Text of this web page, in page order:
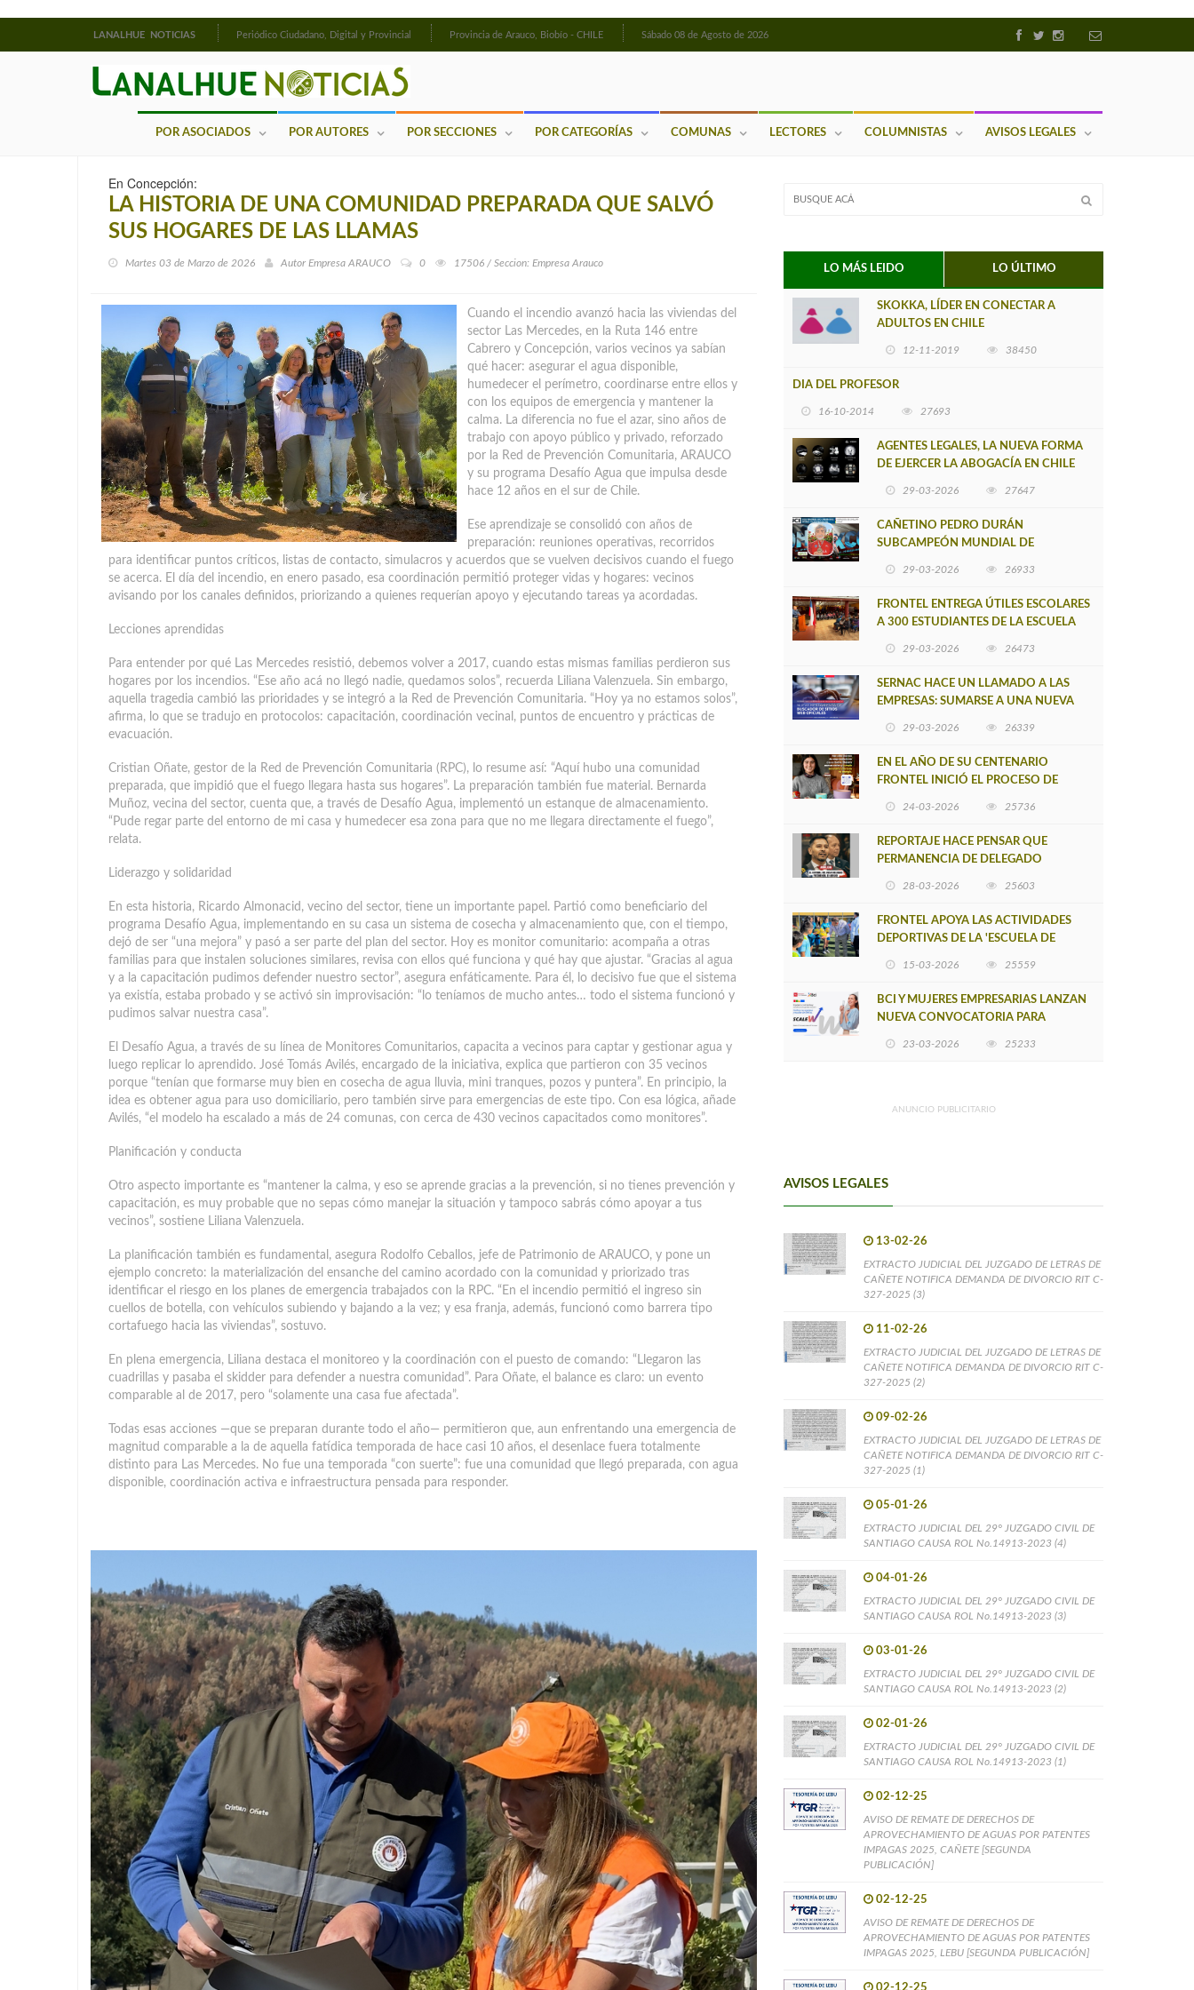
LANALHUE NOTICIAS Periódico Ciudadano, Digital y Provincial Provincia de Arauco, Biobío - CHILE Sábado 08 de Agosto de 2026
POR ASOCIADOS POR AUTORES POR SECCIONES POR CATEGORÍAS COMUNAS LECTORES COLUMNISTAS AVISOS LEGALES
En Concepción:
LA HISTORIA DE UNA COMUNIDAD PREPARADA QUE SALVÓ
SUS HOGARES DE LAS LLAMAS
Martes 03 de Marzo de 2026 Autor Empresa ARAUCO 0 17506 / Seccion: Empresa Arauco
Cuando el incendio avanzó hacia las viviendas del
sector Las Mercedes, en la Ruta 146 entre
Cabrero y Concepción, varios vecinos ya sabían
qué hacer: asegurar el agua disponible,
humedecer el perímetro, coordinarse entre ellos y
con los equipos de emergencia y mantener la
calma. La diferencia no fue el azar, sino años de
trabajo con apoyo público y privado, reforzado
por la Red de Prevención Comunitaria, ARAUCO
y su programa Desafío Agua que impulsa desde
hace 12 años en el sur de Chile.
Ese aprendizaje se consolidó con años de
preparación: reuniones operativas, recorridos
para identificar puntos críticos, listas de contacto, simulacros y acuerdos que se vuelven decisivos cuando el fuego
se acerca. El día del incendio, en enero pasado, esa coordinación permitió proteger vidas y hogares: vecinos
avisando por los canales definidos, priorizando a quienes requerían apoyo y ejecutando tareas ya acordadas.
Lecciones aprendidas
Para entender por qué Las Mercedes resistió, debemos volver a 2017, cuando estas mismas familias perdieron sus
hogares por los incendios. “Ese año acá no llegó nadie, quedamos solos”, recuerda Liliana Valenzuela. Sin embargo,
aquella tragedia cambió las prioridades y se integró a la Red de Prevención Comunitaria. “Hoy ya no estamos solos”,
afirma, lo que se tradujo en protocolos: capacitación, coordinación vecinal, puntos de encuentro y prácticas de
evacuación.
Cristian Oñate, gestor de la Red de Prevención Comunitaria (RPC), lo resume así: “Aquí hubo una comunidad
preparada, que impidió que el fuego llegara hasta sus hogares”. La preparación también fue material. Bernarda
Muñoz, vecina del sector, cuenta que, a través de Desafío Agua, implementó un estanque de almacenamiento.
“Pude regar parte del entorno de mi casa y humedecer esa zona para que no me llegara directamente el fuego”,
relata.
Liderazgo y solidaridad
En esta historia, Ricardo Almonacid, vecino del sector, tiene un importante papel. Partió como beneficiario del
programa Desafío Agua, implementando en su casa un sistema de cosecha y almacenamiento que, con el tiempo,
dejó de ser “una mejora” y pasó a ser parte del plan del sector. Hoy es monitor comunitario: acompaña a otras
familias para que instalen soluciones similares, revisa con ellos qué funciona y qué hay que ajustar. “Gracias al agua
y a la capacitación pudimos defender nuestro sector”, asegura enfáticamente. Para él, lo decisivo fue que el sistema
ya existía, estaba probado y se activó sin improvisación: “lo teníamos de mucho antes… todo el sistema funcionó y
pudimos salvar nuestra casa”.
El Desafío Agua, a través de su línea de Monitores Comunitarios, capacita a vecinos para captar y gestionar agua y
luego replicar lo aprendido. José Tomás Avilés, encargado de la iniciativa, explica que partieron con 35 vecinos
porque “tenían que formarse muy bien en cosecha de agua lluvia, mini tranques, pozos y puntera”. En principio, la
idea es obtener agua para uso domiciliario, pero también sirve para emergencias de este tipo. Con esa lógica, añade
Avilés, “el modelo ha escalado a más de 24 comunas, con cerca de 430 vecinos capacitados como monitores”.
Planificación y conducta
Otro aspecto importante es “mantener la calma, y eso se aprende gracias a la prevención, si no tienes prevención y
capacitación, es muy probable que no sepas cómo manejar la situación y tampoco sabrás cómo apoyar a tus
vecinos”, sostiene Liliana Valenzuela.
La planificación también es fundamental, asegura Rodolfo Ceballos, jefe de Patrimonio de ARAUCO, y pone un
ejemplo concreto: la materialización del ensanche del camino acordado con la comunidad y priorizado tras
identificar el riesgo en los planes de emergencia trabajados con la RPC. “En el incendio permitió el ingreso sin
cuellos de botella, con vehículos subiendo y bajando a la vez; y esa franja, además, funcionó como barrera tipo
cortafuego hacia las viviendas”, sostuvo.
En plena emergencia, Liliana destaca el monitoreo y la coordinación con el puesto de comando: “Llegaron las
cuadrillas y pasaba el skidder para defender a nuestra comunidad”. Para Oñate, el balance es claro: un evento
comparable al de 2017, pero “solamente una casa fue afectada”.
Todas esas acciones —que se preparan durante todo el año— permitieron que, aun enfrentando una emergencia de
magnitud comparable a la de aquella fatídica temporada de hace casi 10 años, el desenlace fuera totalmente
distinto para Las Mercedes. No fue una temporada “con suerte”: fue una comunidad que llegó preparada, con agua
disponible, coordinación activa e infraestructura pensada para responder.
LO MÁS LEIDO LO ÚLTIMO
SKOKKA, LÍDER EN CONECTAR A
ADULTOS EN CHILE
12-11-2019 38450
DIA DEL PROFESOR
16-10-2014 27693
AGENTES LEGALES, LA NUEVA FORMA
DE EJERCER LA ABOGACÍA EN CHILE
29-03-2026 27647
CAÑETINO PEDRO DURÁN
SUBCAMPEÓN MUNDIAL DE
29-03-2026 26933
FRONTEL ENTREGA ÚTILES ESCOLARES
A 300 ESTUDIANTES DE LA ESCUELA
29-03-2026 26473
SERNAC HACE UN LLAMADO A LAS
EMPRESAS: SUMARSE A UNA NUEVA
29-03-2026 26339
EN EL AÑO DE SU CENTENARIO
FRONTEL INICIÓ EL PROCESO DE
24-03-2026 25736
REPORTAJE HACE PENSAR QUE
PERMANENCIA DE DELEGADO
28-03-2026 25603
FRONTEL APOYA LAS ACTIVIDADES
DEPORTIVAS DE LA 'ESCUELA DE
15-03-2026 25559
BCI Y MUJERES EMPRESARIAS LANZAN
NUEVA CONVOCATORIA PARA
23-03-2026 25233
ANUNCIO PUBLICITARIO
AVISOS LEGALES
13-02-26
EXTRACTO JUDICIAL DEL JUZGADO DE LETRAS DE
CAÑETE NOTIFICA DEMANDA DE DIVORCIO RIT C-
327-2025 (3)
11-02-26
EXTRACTO JUDICIAL DEL JUZGADO DE LETRAS DE
CAÑETE NOTIFICA DEMANDA DE DIVORCIO RIT C-
327-2025 (2)
09-02-26
EXTRACTO JUDICIAL DEL JUZGADO DE LETRAS DE
CAÑETE NOTIFICA DEMANDA DE DIVORCIO RIT C-
327-2025 (1)
05-01-26
EXTRACTO JUDICIAL DEL 29° JUZGADO CIVIL DE
SANTIAGO CAUSA ROL No.14913-2023 (4)
04-01-26
EXTRACTO JUDICIAL DEL 29° JUZGADO CIVIL DE
SANTIAGO CAUSA ROL No.14913-2023 (3)
03-01-26
EXTRACTO JUDICIAL DEL 29° JUZGADO CIVIL DE
SANTIAGO CAUSA ROL No.14913-2023 (2)
02-01-26
EXTRACTO JUDICIAL DEL 29° JUZGADO CIVIL DE
SANTIAGO CAUSA ROL No.14913-2023 (1)
02-12-25
AVISO DE REMATE DE DERECHOS DE
APROVECHAMIENTO DE AGUAS POR PATENTES
IMPAGAS 2025, CAÑETE [SEGUNDA
PUBLICACIÓN]
02-12-25
AVISO DE REMATE DE DERECHOS DE
APROVECHAMIENTO DE AGUAS POR PATENTES
IMPAGAS 2025, LEBU [SEGUNDA PUBLICACIÓN]